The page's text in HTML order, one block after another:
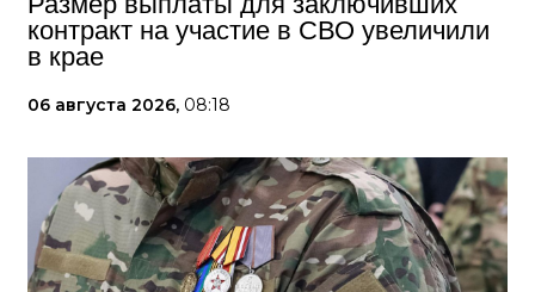
контракт на участие в СВО увеличили
в крае
06 августа 2026, 08:18